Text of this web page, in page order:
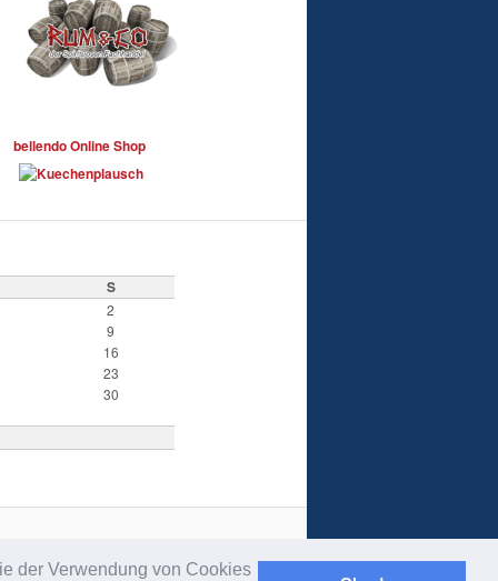
der Verwendung von Cookies
bellendo Online Shop
S
2
9
16
23
30